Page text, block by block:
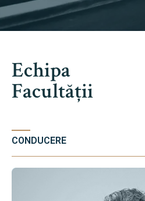
Echipa
Facultății
CONDUCERE